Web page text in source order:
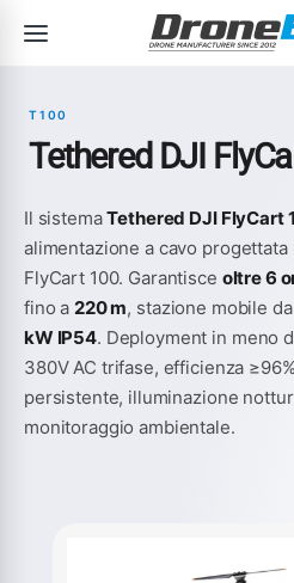
T100
Tethered DJI
Il sistemaTethered DJI FlyCart
alimentazione a cavo
FlyCart 100. Garantisce oltre 6
fino a220 m, stazione mobile da
kW IP54. Deployment in meno
380V AC trifase, efficienza
persistente, illuminazione
monitoraggio ambientale.